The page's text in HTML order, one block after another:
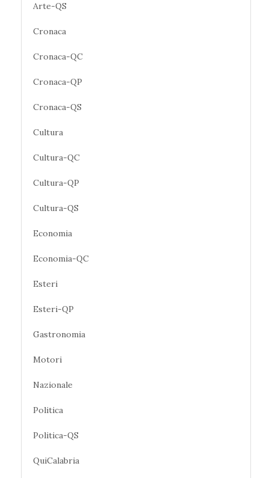
Arte-QS
Cronaca
Cronaca-QC
Cronaca-QP
Cronaca-QS
Cultura
Cultura-QC
Cultura-QP
Cultura-QS
Economia
Economia-QC
Esteri
Esteri-QP
Gastronomia
Motori
Nazionale
Politica
Politica-QS
QuiCalabria